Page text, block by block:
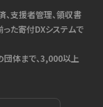
、支援者管理、領収書
た寄付DXシステムで
体まで、3,000以上